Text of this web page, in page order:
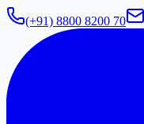
(+91) 8800 8200 70